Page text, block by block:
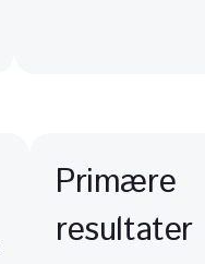
Primære
resultater